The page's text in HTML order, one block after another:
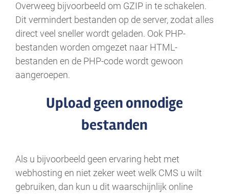
Overweeg bijvoorbeeld om GZIP in te schakelen.
Dit vermindert bestanden op de server, zodat alles
direct veel sneller wordt geladen. Ook PHP-
bestanden worden omgezet naar HTML-
bestanden en de PHP-code wordt gewoon
aangeroepen.
Upload geen onnodige
bestanden
Als u bijvoorbeeld geen ervaring hebt met
webhosting en niet zeker weet welk CMS u wilt
gebruiken, dan kun u dit waarschijnlijk online